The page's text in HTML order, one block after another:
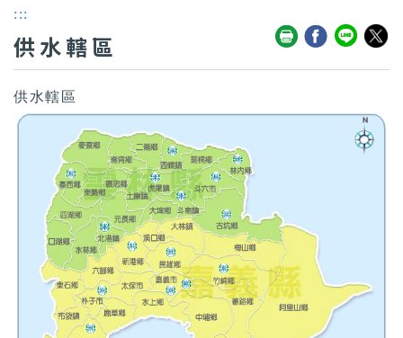
:::
供水轄區
供水轄區